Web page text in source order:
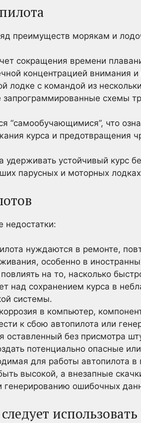
преимуществ морякам и
сокращения времени
концентрацией внимания
лодке с командой из
схемы
“самообучающимися”, что
курса и предотвращения
удерживать устойчивый курс
парусных и моторных
недостатки:
нуждаются в ремонте,
особенно в
на то, насколько
над сохранением курса в
системы.
в компьютер,
к сбою автопилота или
оставленный без присмотра
потенциально опасные
для работы автопилота
высокой, а внезапные
генерированию ошибочных
использовать